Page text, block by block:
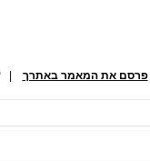
פרסם את המאמר באתרך |